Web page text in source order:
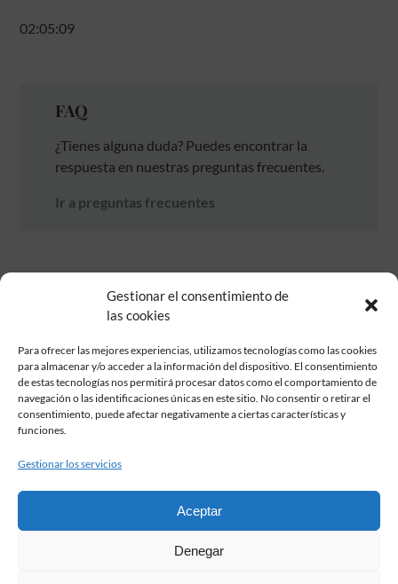
Gestionar el consentimiento de
las cookies
Para ofrecer las mejores experiencias, utilizamos tecnologías como las cookies
para almacenar y/o acceder a la información del dispositivo. El consentimiento
de estas tecnologías nos permitirá procesar datos como el comportamiento de
navegación o las identificaciones únicas en este sitio. No consentir o retirar el
consentimiento, puede afectar negativamente a ciertas características y
funciones.
Gestionar los servicios
Aceptar
Denegar
02:05:09
FAQ
¿Tienes alguna duda? Puedes encontrar la
respuesta en nuestras preguntas frecuentes.
Ir a preguntas frecuentes
Fundación Pastor de Estudios Clásicos
Calle Serrano, 107. Madrid, 28006.
915617236
2026 Todos los derechos reservados © Fundación Pastor. Sitio web
Condiciones de contratación